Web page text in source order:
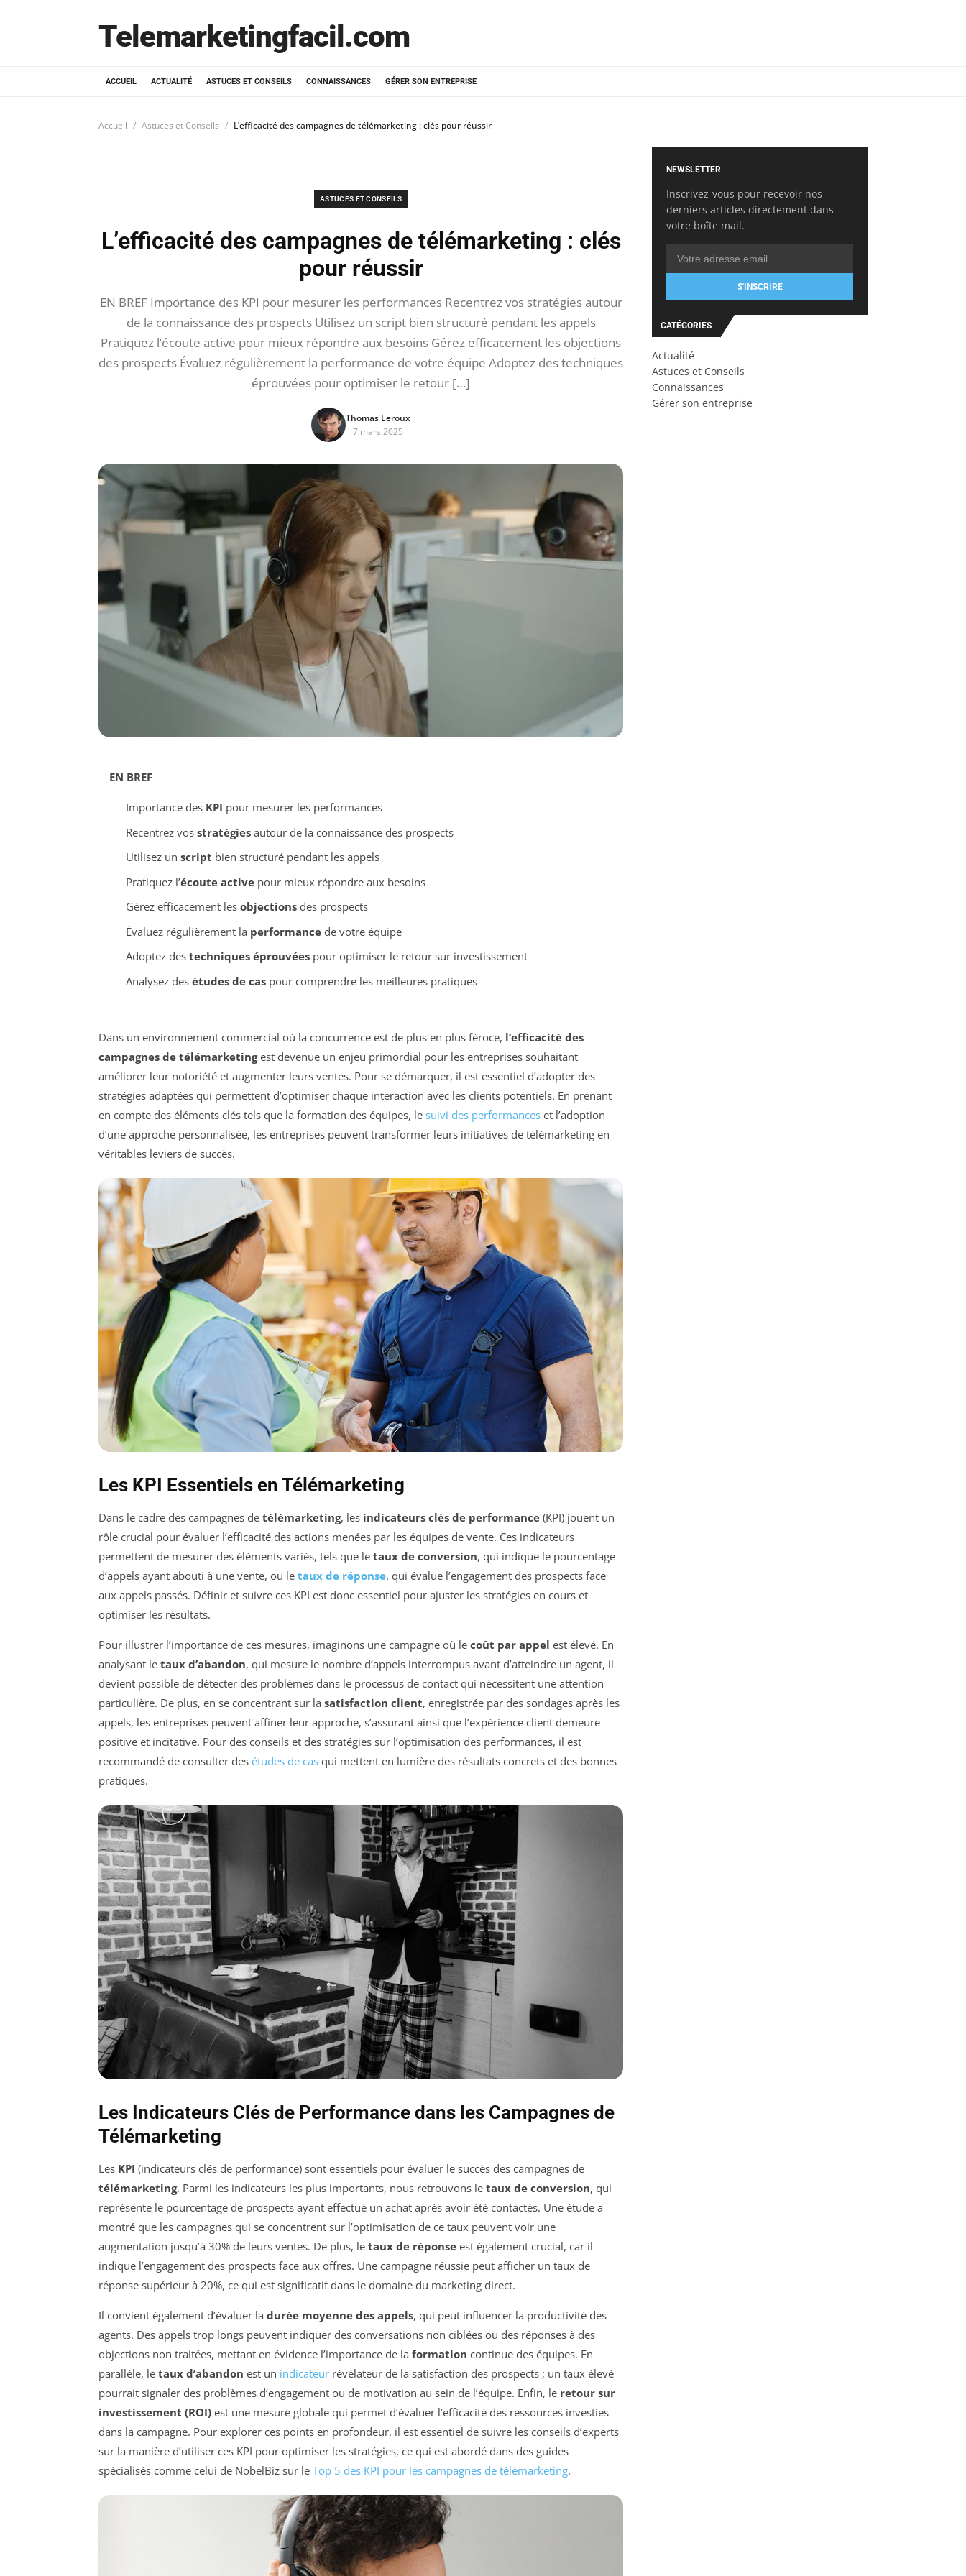
Telemarketingfacil.com
ACCUEIL ACTUALITÉ ASTUCES ET CONSEILS CONNAISSANCES GÉRER SON ENTREPRISE
Accueil Astuces et Conseils L’efficacité des campagnes de télémarketing : clés pour réussir
ASTUCES ET CONSEILS
L’efficacité des campagnes de télémarketing : clés
pour réussir
EN BREF Importance des KPI pour mesurer les performances Recentrez vos stratégies autour
de la connaissance des prospects Utilisez un script bien structuré pendant les appels
Pratiquez l’écoute active pour mieux répondre aux besoins Gérez efficacement les objections
des prospects Évaluez régulièrement la performance de votre équipe Adoptez des techniques
éprouvées pour optimiser le retour […]
Thomas Leroux
7 mars 2025
EN BREF
Importance des KPI pour mesurer les performances
Recentrez vos stratégiesautour de la connaissance des prospects
Utilisez un script bien structuré pendant les appels
Pratiquez l’écoute activepour mieux répondre aux besoins
Gérez efficacement les objectionsdes prospects
Évaluez régulièrement la performancede votre équipe
Adoptez des techniques éprouvéespour optimiser le retour sur investissement
Analysez des études de caspour comprendre les meilleures pratiques
Dans un environnement commercial où la concurrence est de plus en plus féroce, l’efficacité des
campagnes de télémarketingest devenue un enjeu primordial pour les entreprises souhaitant
améliorer leur notoriété et augmenter leurs ventes. Pour se démarquer, il est essentiel d’adopter des
stratégies adaptées qui permettent d’optimiser chaque interaction avec les clients potentiels. En prenant
en compte des éléments clés tels que la formation des équipes, le suivi des performances et l’adoption
d’une approche personnalisée, les entreprises peuvent transformer leurs initiatives de télémarketing en
véritables leviers de succès.
Les KPI Essentiels en Télémarketing
Dans le cadre des campagnes de télémarketing, les indicateurs clés de performance (KPI) jouent un
rôle crucial pour évaluer l’efficacité des actions menées par les équipes de vente. Ces indicateurs
permettent de mesurer des éléments variés, tels que le taux de conversion, qui indique le pourcentage
d’appels ayant abouti à une vente, ou le taux de réponse, qui évalue l’engagement des prospects face
aux appels passés. Définir et suivre ces KPI est donc essentiel pour ajuster les stratégies en cours et
optimiser les résultats.
Pour illustrer l’importance de ces mesures, imaginons une campagne où le coût par appel est élevé. En
analysant le taux d’abandon, qui mesure le nombre d’appels interrompus avant d’atteindre un agent, il
devient possible de détecter des problèmes dans le processus de contact qui nécessitent une attention
particulière. De plus, en se concentrant sur la satisfaction client, enregistrée par des sondages après les
appels, les entreprises peuvent affiner leur approche, s’assurant ainsi que l’expérience client demeure
positive et incitative. Pour des conseils et des stratégies sur l’optimisation des performances, il est
recommandé de consulter des études de cas qui mettent en lumière des résultats concrets et des bonnes
pratiques.
Les Indicateurs Clés de Performance dans les Campagnes de
Télémarketing
Les KPI (indicateurs clés de performance) sont essentiels pour évaluer le succès des campagnes de
télémarketing. Parmi les indicateurs les plus importants, nous retrouvons le taux de conversion, qui
représente le pourcentage de prospects ayant effectué un achat après avoir été contactés. Une étude a
montré que les campagnes qui se concentrent sur l’optimisation de ce taux peuvent voir une
augmentation jusqu’à 30% de leurs ventes. De plus, le taux de réponse est également crucial, car il
indique l’engagement des prospects face aux offres. Une campagne réussie peut afficher un taux de
réponse supérieur à 20%, ce qui est significatif dans le domaine du marketing direct.
Il convient également d’évaluer la durée moyenne des appels, qui peut influencer la productivité des
agents. Des appels trop longs peuvent indiquer des conversations non ciblées ou des réponses à des
objections non traitées, mettant en évidence l’importance de la formation continue des équipes. En
parallèle, le taux d’abandon est un indicateur révélateur de la satisfaction des prospects ; un taux élevé
pourrait signaler des problèmes d’engagement ou de motivation au sein de l’équipe. Enfin, le retour sur
investissement (ROI) est une mesure globale qui permet d’évaluer l’efficacité des ressources investies
dans la campagne. Pour explorer ces points en profondeur, il est essentiel de suivre les conseils d’experts
sur la manière d’utiliser ces KPI pour optimiser les stratégies, ce qui est abordé dans des guides
spécialisés comme celui de NobelBiz sur le Top 5 des KPI pour les campagnes de télémarketing.
NEWSLETTER
Inscrivez-vous pour recevoir nos
derniers articles directement dans
votre boîte mail.
S'INSCRIRE
CATÉGORIES
Actualité
Astuces et Conseils
Connaissances
Gérer son entreprise